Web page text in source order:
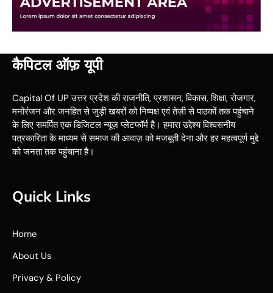
कैपिटल ऑफ़ यूपी
Capital Of UP उत्तर प्रदेश की राजनीति, प्रशासन, विकास, शिक्षा, रोजगार,
मनोरंजन और जनहित से जुड़ी खबरों को निष्पक्ष एवं तेज़ी से पाठकों तक पहुंचाने
के लिए समर्पित एक डिजिटल न्यूज़ प्लेटफॉर्म है। हमारा उद्देश्य विश्वसनीय
पत्रकारिता के माध्यम से समाज की आवाज़ को मजबूती देना और हर महत्वपूर्ण मुद्दे
को जनता तक पहुंचाना है।
Quick Links
Home
About Us
Privacy & Policy